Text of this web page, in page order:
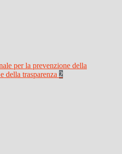
per la prevenzione della
della trasparenza 2